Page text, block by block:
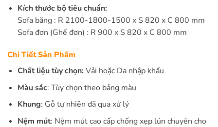
Kích thước bộ tiêu chuẩn:
Sofa băng : R 2100-1800-1500 x S 820 x C 800 mm
Sofa đơn (Ghế đơn) : R 900 x S 820 x C 800 mm
Chi Tiết Sản Phẩm
Chất liệu tùy chọn:Vải hoặc Da nhập khẩu
Màu sắc: Tùy chọn theo bảng màu
Khung: Gỗ tự nhiên đã qua xử lý
Nệm mút: Nệm mút cao cấp chống xẹp lún chuyên cho